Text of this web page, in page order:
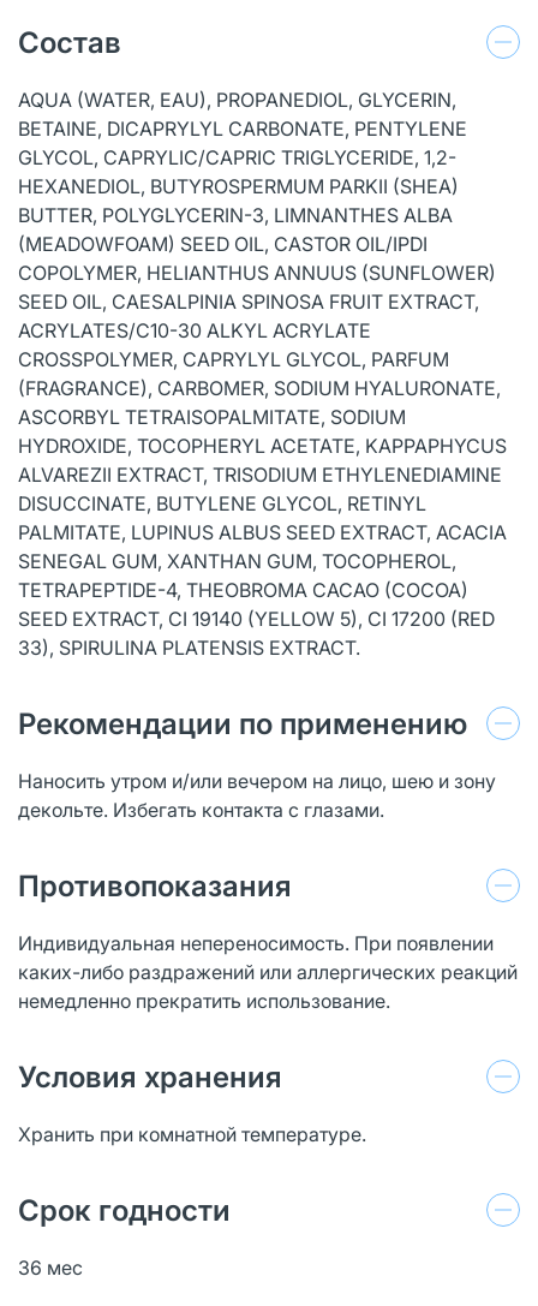
Состав
AQUA (WATER, EAU), PROPANEDIOL, GLYCERIN,
BETAINE, DICAPRYLYL CARBONATE, PENTYLENE
GLYCOL, CAPRYLIC/CAPRIC TRIGLYCERIDE, 1,2-
HEXANEDIOL, BUTYROSPERMUM PARKII (SHEA)
BUTTER, POLYGLYCERIN-3, LIMNANTHES ALBA
(MEADOWFOAM) SEED OIL, CASTOR OIL/IPDI
COPOLYMER, HELIANTHUS ANNUUS (SUNFLOWER)
SEED OIL, CAESALPINIA SPINOSA FRUIT EXTRACT,
ACRYLATES/C10-30 ALKYL ACRYLATE
CROSSPOLYMER, CAPRYLYL GLYCOL, PARFUM
(FRAGRANCE), CARBOMER, SODIUM HYALURONATE,
ASCORBYL TETRAISOPALMITATE, SODIUM
HYDROXIDE, TOCOPHERYL ACETATE, KAPPAPHYCUS
ALVAREZII EXTRACT, TRISODIUM ETHYLENEDIAMINE
DISUCCINATE, BUTYLENE GLYCOL, RETINYL
PALMITATE, LUPINUS ALBUS SEED EXTRACT, ACACIA
SENEGAL GUM, XANTHAN GUM, TOCOPHEROL,
TETRAPEPTIDE-4, THEOBROMA CACAO (COCOA)
SEED EXTRACT, CI 19140 (YELLOW 5), CI 17200 (RED
33), SPIRULINA PLATENSIS EXTRACT.
Рекомендации по применению
Наносить утром и/или вечером на лицо, шею и зону
декольте. Избегать контакта с глазами.
Противопоказания
Индивидуальная непереносимость. При появлении
каких-либо раздражений или аллергических реакций
немедленно прекратить использование.
Условия хранения
Хранить при комнатной температуре.
Срок годности
36 мес